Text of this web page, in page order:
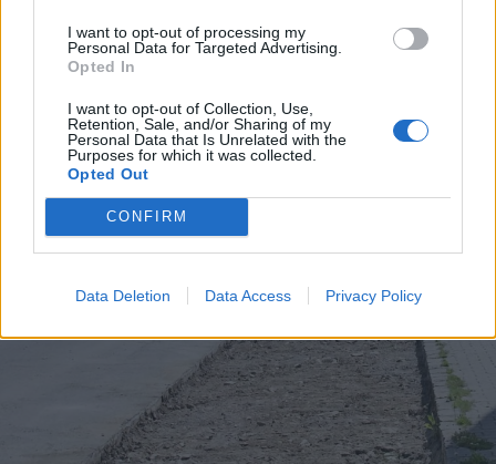
I want to opt-out of processing my
Personal Data for Targeted Advertising.
Opted In
I want to opt-out of Collection, Use,
Retention, Sale, and/or Sharing of my
Personal Data that Is Unrelated with the
Purposes for which it was collected.
Opted Out
CONFIRM
Data Deletion Data Access Privacy Policy
2026. augusztus 06., csütörtök
Nem a hőhullám okozza a
legnagyobb gondot a
mezőgazdaságban, hanem valami
egészen más